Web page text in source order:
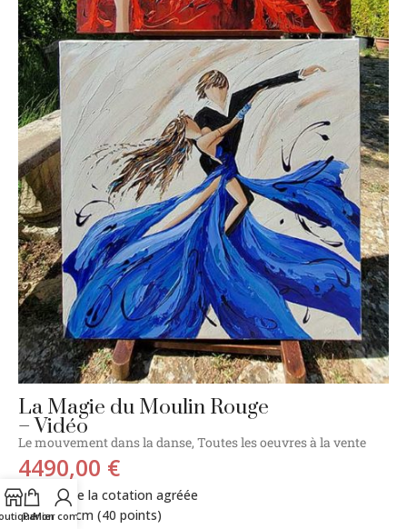
La Magie du Moulin Rouge
– Vidéo
Le mouvement dans la danse, Toutes les oeuvres à la vente
4490,00 €
Tarif de la cotation agréée
90x90cm (40 points)
Panier
Mon compte